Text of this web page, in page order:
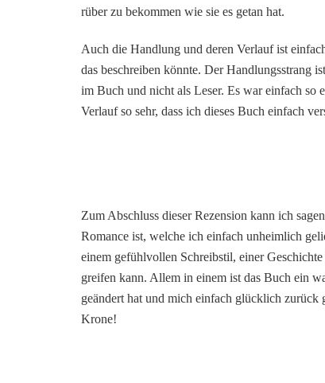
rüber zu bekommen wie sie es getan hat.
Auch die Handlung und deren Verlauf ist
das beschreiben könnte. Der Handlungsstrang
im Buch und nicht als Leser. Es war einfach so
Verlauf so sehr, dass ich dieses Buch einfach
Zum Abschluss dieser Rezension kann ich
Romance ist, welche ich einfach unheimlich
einem gefühlvollen Schreibstil, einer
greifen kann. Allem in einem ist das Buch ein
geändert hat und mich einfach glücklich zurück
Krone!